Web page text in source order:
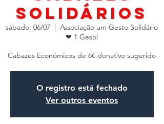
solidários
sábado, 06/07
  |
Associação um Gesto Solidário
❤ 1 Gesol
Cabazes Económicos de 6€ donativo sugerido
O registro está fechado
Ver outros eventos